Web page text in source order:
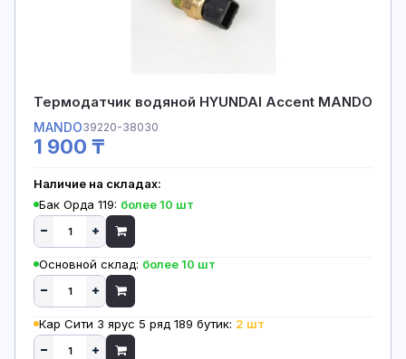
Термодатчик водяной HYUNDAI Accent MANDO
MANDO39220-38030
1 900 ₸
Наличие на складах:
Бак Орда 119: более 10 шт
Основной склад: более 10 шт
Кар Сити 3 ярус 5 ряд 189 бутик: 2 шт